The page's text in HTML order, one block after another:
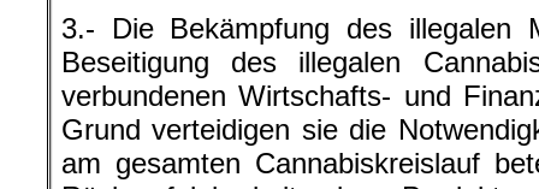
3.- Die Bekämpfung des illegalen
Beseitigung des illegalen
verbundenen Wirtschafts- und
Grund verteidigen sie die
am gesamten Cannabiskreislauf